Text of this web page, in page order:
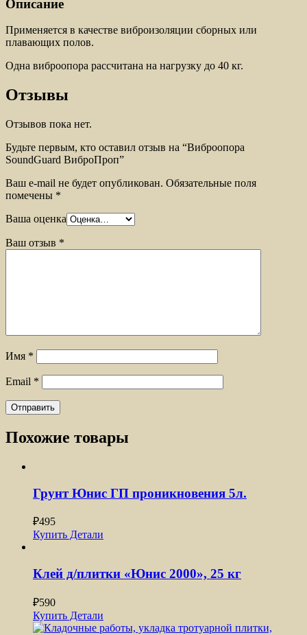
Описание
Применяется в качестве виброизоляции сборных или
плавающих полов.
Одна виброопора рассчитана на нагрузку до 40 кг.
Отзывы
Отзывов пока нет.
Будьте первым, кто оставил отзыв на “Виброопора
SoundGuard ВиброПроп”
Ваш e-mail не будет опубликован. Обязательные поля
помечены *
Ваша оценка
Ваш отзыв *
Имя *
Email *
Похожие товары
Грунт Юнис ГП проникновения 5л.
₽495
Купить Детали
Клей д/плитки «Юнис 2000», 25 кг
₽590
Купить Детали